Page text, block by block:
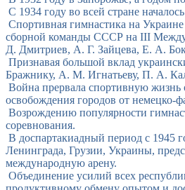
С 1934 году во всей стране
Спортивная гимнастика на
сборной команды СССР на III
Д. Дмитриев, А. Г. Зайцева, Е. А.
Признавая большой вклад
Бражнику, А. М. Игнатьеву, П. А.
Война прервала спортивную жизнь
освобождения городов от немецко-
Возрождению популярности
соревнования.
В доспартакиадный период с 1945
Ленинграда, Грузии, Украины,
международную арену.
Объединение усилий всех